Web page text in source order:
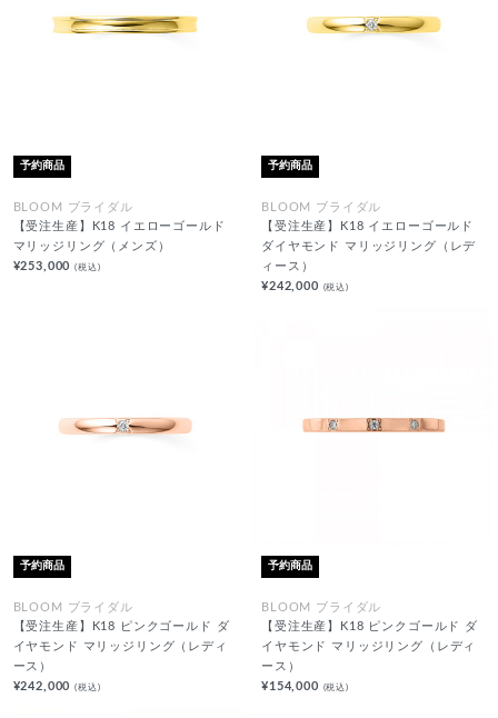
予約商品
BLOOM ブライダル
【受注生産】K18 イエローゴールド
マリッジリング（メンズ）
¥253,000(税込)
予約商品
BLOOM ブライダル
【受注生産】K18 イエローゴールド
ダイヤモンド マリッジリング（レデ
ィース）
¥242,000 (税込)
予約商品
BLOOM ブライダル
【受注生産】K18 ピンクゴールド ダ
イヤモンド マリッジリング（レディ
ース）
¥242,000(税込)
予約商品
BLOOM ブライダル
【受注生産】K18 ピンクゴールド ダ
イヤモンド マリッジリング（レディ
ース）
¥154,000 (税込)